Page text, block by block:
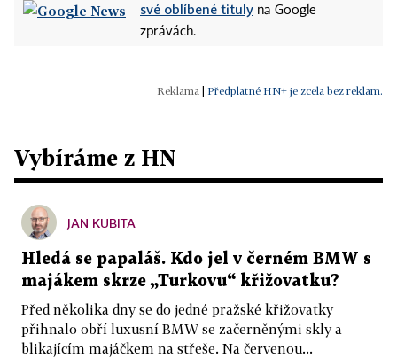
své oblíbené tituly na Google
zprávách.
Předplatné HN+ je zcela bez reklam.
Vybíráme z HN
JAN KUBITA
Hledá se papaláš. Kdo jel v černém BMW s
majákem skrze „Turkovu“ křižovatku?
Před několika dny se do jedné pražské křižovatky
přihnalo obří luxusní BMW se začerněnými skly a
blikajícím majáčkem na střeše. Na červenou...